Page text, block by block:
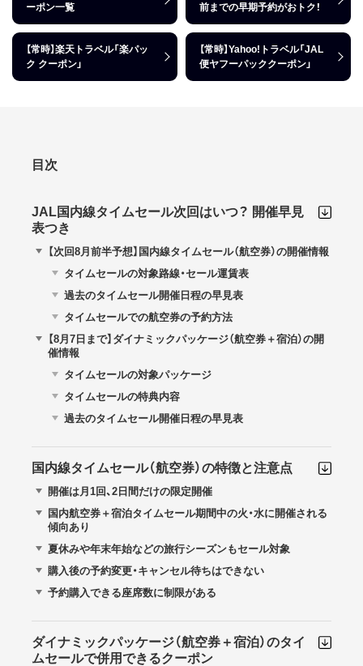
ーポン一覧
前までの早期予約がおトク！
【常時】楽天トラベル「楽パッ
ク クーポン」
【常時】Yahoo!トラベル「JAL
便ヤフーパッククーポン」
目次
JAL国内線タイムセール次回はいつ？ 開催早見
表つき
【次回8月前半予想】国内線タイムセール（航空券）の開催情報
タイムセールの対象路線・セール運賃表
過去のタイムセール開催日程の早見表
タイムセールでの航空券の予約方法
【8月7日まで】ダイナミックパッケージ（航空券＋宿泊）の開
催情報
タイムセールの対象パッケージ
タイムセールの特典内容
過去のタイムセール開催日程の早見表
国内線タイムセール（航空券）の特徴と注意点
開催は月1回、2日間だけの限定開催
国内航空券＋宿泊タイムセール期間中の火・水に開催される
傾向あり
夏休みや年末年始などの旅行シーズンもセール対象
購入後の予約変更・キャンセル待ちはできない
予約購入できる座席数に制限がある
ダイナミックパッケージ（航空券＋宿泊）のタイ
ムセールで併用できるクーポン